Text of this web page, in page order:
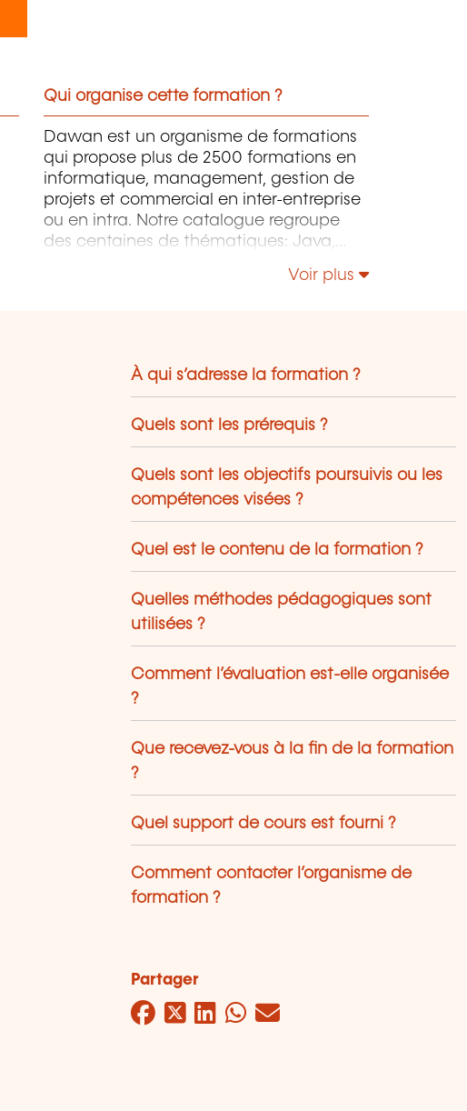
Qui organise cette formation ?
Dawan est un organisme de formations
qui propose plus de 2500 formations en
informatique, management, gestion de
projets et commercial en inter-entreprise
ou en intra. Notre catalogue regroupe
des centaines de thématiques: Java,
Windows Server, Vmware, Autocad,
Voir plus
À qui s’adresse la formation ?
Quels sont les prérequis ?
Quels sont les objectifs poursuivis ou les
compétences visées ?
Quel est le contenu de la formation ?
Quelles méthodes pédagogiques sont
utilisées ?
Comment l’évaluation est-elle organisée
?
Que recevez-vous à la fin de la formation
?
Quel support de cours est fourni ?
Comment contacter l’organisme de
formation ?
Partager
Facebook
Twitter
LinkedIn
WhatsApp
Mail